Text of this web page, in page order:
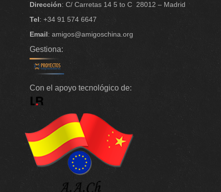
Dirección: C/ Carretas 14 5 to C 28012 – Madrid
Tel: +34 91 574 6647
Email: amigos@amigoschina.org
Gestiona:
Con el apoyo tecnológico de: